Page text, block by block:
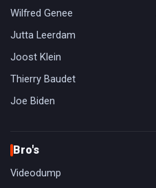
Wilfred Genee
Jutta Leerdam
Joost Klein
Thierry Baudet
Joe Biden
Bro's
Videodump